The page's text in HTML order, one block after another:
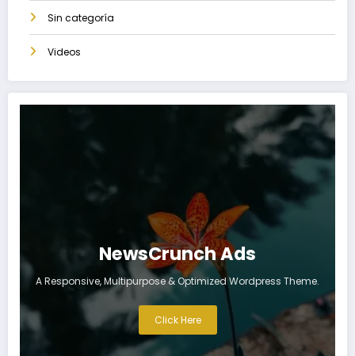
Sin categoría
Videos
NewsCrunch Ads
A Responsive, Multipurpose & Optimized Wordpress Theme.
Click Here